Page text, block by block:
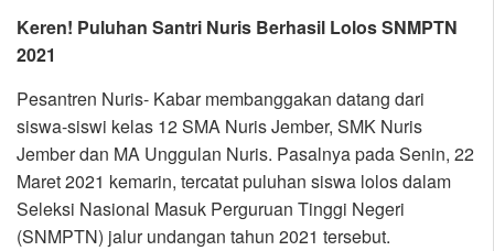
Keren! Puluhan Santri Nuris Berhasil Lolos SNMPTN
2021
Pesantren Nuris- Kabar membanggakan datang dari
siswa-siswi kelas 12 SMA Nuris Jember, SMK Nuris
Jember dan MA Unggulan Nuris. Pasalnya pada Senin, 22
Maret 2021 kemarin, tercatat puluhan siswa lolos dalam
Seleksi Nasional Masuk Perguruan Tinggi Negeri
(SNMPTN) jalur undangan tahun 2021 tersebut.